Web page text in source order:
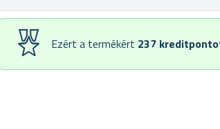
Ezért a termékért 237